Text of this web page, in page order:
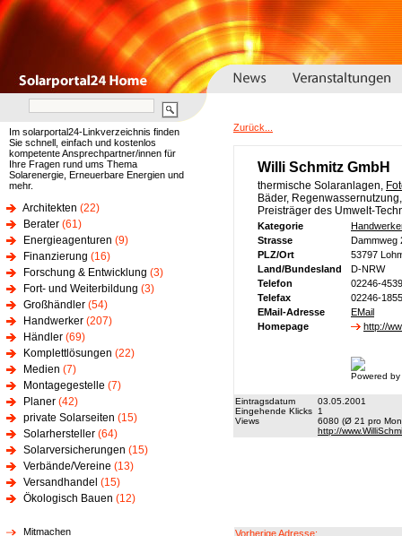
Im solarportal24-Linkverzeichnis finden
Sie schnell, einfach und kostenlos
kompetente Ansprechpartner/innen für
Ihre Fragen rund ums Thema
Solarenergie, Erneuerbare Energien und
mehr.
Architekten (22)
Berater (61)
Energieagenturen (9)
Finanzierung (16)
Forschung & Entwicklung (3)
Fort- und Weiterbildung (3)
Großhändler (54)
Handwerker (207)
Händler (69)
Komplettlösungen (22)
Medien (7)
Montagegestelle (7)
Planer (42)
private Solarseiten (15)
Solarhersteller (64)
Solarversicherungen (15)
Verbände/Vereine (13)
Versandhandel (15)
Ökologisch Bauen (12)
Mitmachen
Zurück...
Willi Schmitz GmbH
thermische Solaranlagen,
Bäder,
Preisträger des Umwelt-
Kategorie
Strasse
Dammweg
PLZ/Ort
53797
Land/Bundesland
D-NRW
Telefon
02246-4539
Telefax
02246-
EMail-Adresse
EMail
Homepage
http://
Powered
Eintragsdatum
03.05.2001
Eingehende Klicks 1
Views
6080 (Ø 21 pro
http://
Vorherige Adresse: